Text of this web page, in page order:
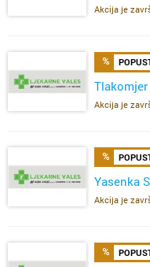
Akcija je
Tlakomjer
Akcija je
Yasenka
Akcija je